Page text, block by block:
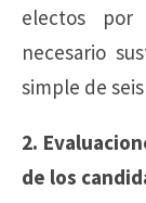
electos por
necesario
simple de
2.
de los